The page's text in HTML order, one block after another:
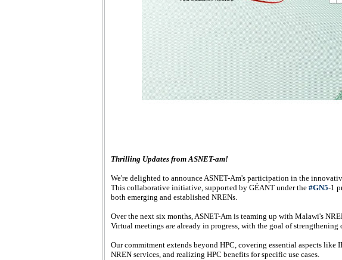
Thrilling Updates from ASNET-am!
We're delighted to announce ASNET-Am's participation in the
This collaborative initiative, supported by GÉANT under the #GN5-1
both emerging and established NRENs.
Over the next six months, ASNET-Am is teaming up with Malawi's
Virtual meetings are already in progress, with the goal of
Our commitment extends beyond HPC, covering essential aspects
NREN services, and realizing HPC benefits for specific use cases.